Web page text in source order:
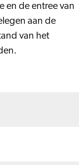
en de entree van
aan de
van het